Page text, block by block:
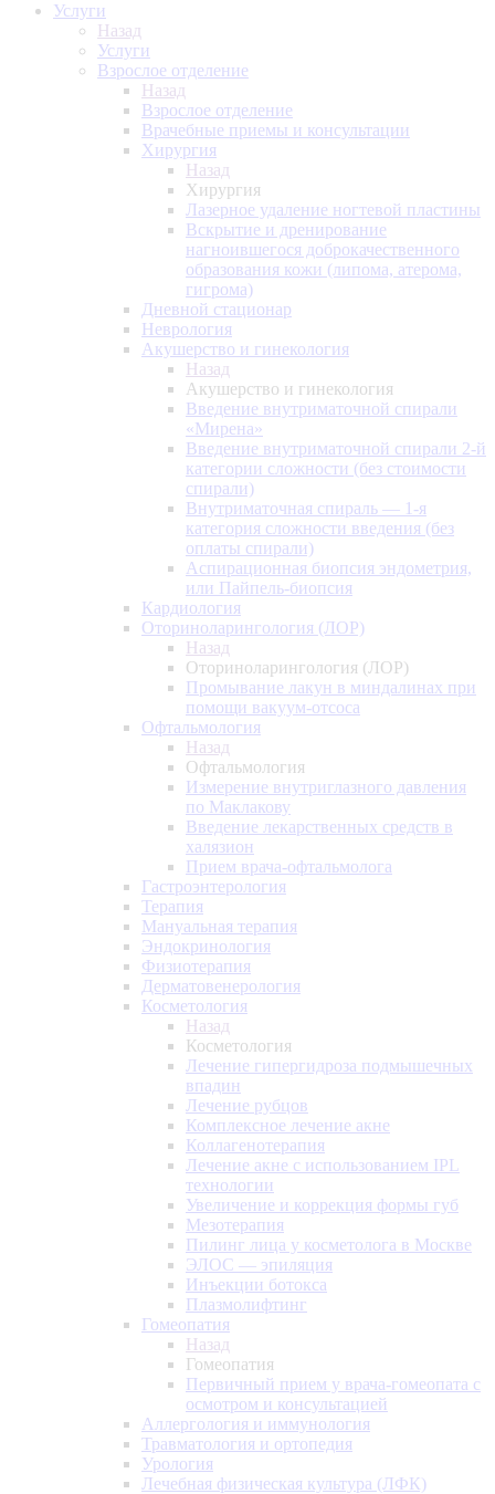
Услуги
Назад
Услуги
Взрослое отделение
Назад
Взрослое отделение
Врачебные приемы и консультации
Хирургия
Назад
Хирургия
Лазерное удаление ногтевой пластины
Вскрытие и дренирование
нагноившегося доброкачественного
образования кожи (липома, атерома,
гигрома)
Дневной стационар
Неврология
Акушерство и гинекология
Назад
Акушерство и гинекология
Введение внутриматочной спирали
«Мирена»
Введение внутриматочной спирали 2-й
категории сложности (без стоимости
спирали)
Внутриматочная спираль — 1-я
категория сложности введения (без
оплаты спирали)
Аспирационная биопсия эндометрия,
или Пайпель-биопсия
Кардиология
Оториноларингология (ЛОР)
Назад
Оториноларингология (ЛОР)
Промывание лакун в миндалинах при
помощи вакуум-отсоса
Офтальмология
Назад
Офтальмология
Измерение внутриглазного давления
по Маклакову
Введение лекарственных средств в
халязион
Прием врача-офтальмолога
Гастроэнтерология
Терапия
Мануальная терапия
Эндокринология
Физиотерапия
Дерматовенерология
Косметология
Назад
Косметология
Лечение гипергидроза подмышечных
впадин
Лечение рубцов
Комплексное лечение акне
Коллагенотерапия
Лечение акне с использованием IPL
технологии
Увеличение и коррекция формы губ
Мезотерапия
Пилинг лица у косметолога в Москве
ЭЛОС — эпиляция
Инъекции ботокса
Плазмолифтинг
Гомеопатия
Назад
Гомеопатия
Первичный прием у врача-гомеопата с
осмотром и консультацией
Аллергология и иммунология
Травматология и ортопедия
Урология
Лечебная физическая культура (ЛФК)